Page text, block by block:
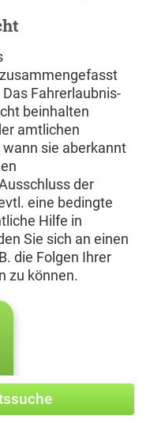
Fahrerlaubnis-
beinhalten
amtlichen
sie aberkannt
der
eine bedingte
Hilfe in
Sie sich an einen
die Folgen Ihrer
zu können.